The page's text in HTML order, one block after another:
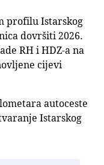
profilu Istarskog
dovršiti 2026.
RH i HDZ-a na
cijevi
autoceste
Istarskog